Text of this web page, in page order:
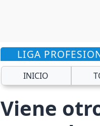
LIGA
INICIO
Viene